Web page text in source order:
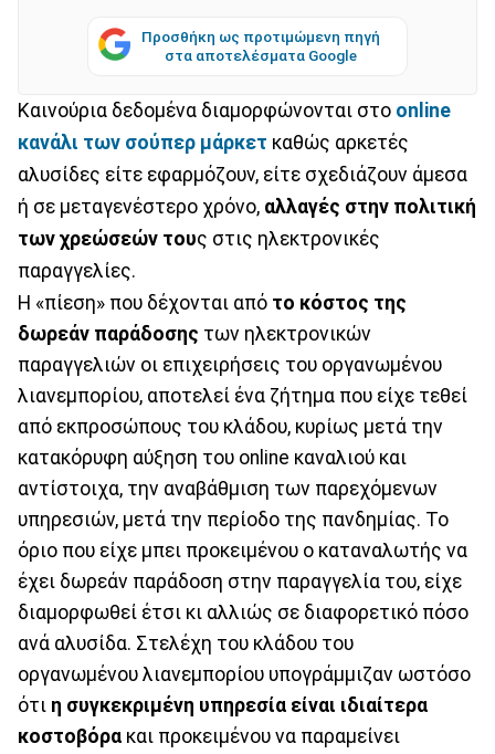
Προσθήκη ως προτιμώμενη πηγή
στα αποτελέσματα Google
Καινούρια δεδομένα διαμορφώνονται στο online
κανάλι των σούπερ μάρκετ καθώς αρκετές
αλυσίδες είτε εφαρμόζουν, είτε σχεδιάζουν άμεσα
ή σε μεταγενέστερο χρόνο, αλλαγές στην πολιτική
των χρεώσεών τους στις ηλεκτρονικές
παραγγελίες.
Η «πίεση» που δέχονται από το κόστος της
δωρεάν παράδοσης των ηλεκτρονικών
παραγγελιών οι επιχειρήσεις του οργανωμένου
λιανεμπορίου, αποτελεί ένα ζήτημα που είχε τεθεί
από εκπροσώπους του κλάδου, κυρίως μετά την
κατακόρυφη αύξηση τoυ online καναλιού και
αντίστοιχα, την αναβάθμιση των παρεχόμενων
υπηρεσιών, μετά την περίοδο της πανδημίας. Το
όριο που είχε μπει προκειμένου ο καταναλωτής να
έχει δωρεάν παράδοση στην παραγγελία του, είχε
διαμορφωθεί έτσι κι αλλιώς σε διαφορετικό πόσο
ανά αλυσίδα. Στελέχη του κλάδου του
οργανωμένου λιανεμπορίου υπογράμμιζαν ωστόσο
ότι η συγκεκριμένη υπηρεσία είναι ιδιαίτερα
κοστοβόρα και προκειμένου να παραμείνει